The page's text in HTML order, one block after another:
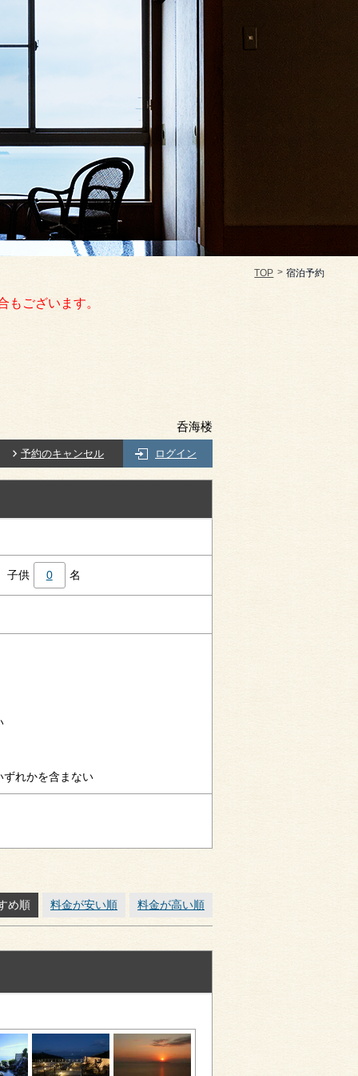
TOP 宿泊予約
もございます。
呑海楼
予約のキャンセル ログイン
子供 0 名
ずれかを含まない
め順 料金が安い順 料金が高い順